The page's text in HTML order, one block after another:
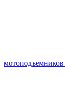
мотоподъемников